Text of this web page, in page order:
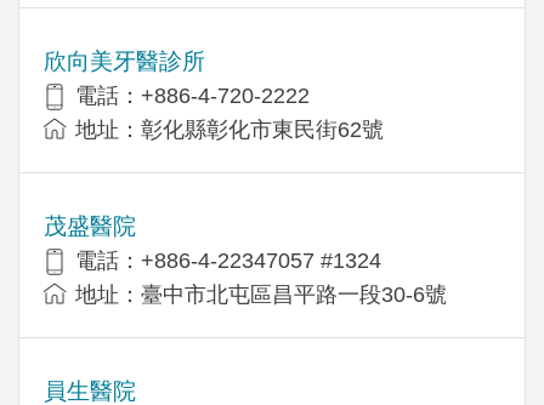
欣向美牙醫診所
電話：+886-4-720-2222
地址：彰化縣彰化市東民街62號
茂盛醫院
電話：+886-4-22347057 #1324
地址：臺中市北屯區昌平路一段30-6號
員生醫院